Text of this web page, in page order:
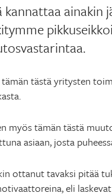
kannattaa ainakin
tämän tästä yritysten
myös tämän tästä
asiaan, josta
ottanut tavaksi pitää
eli